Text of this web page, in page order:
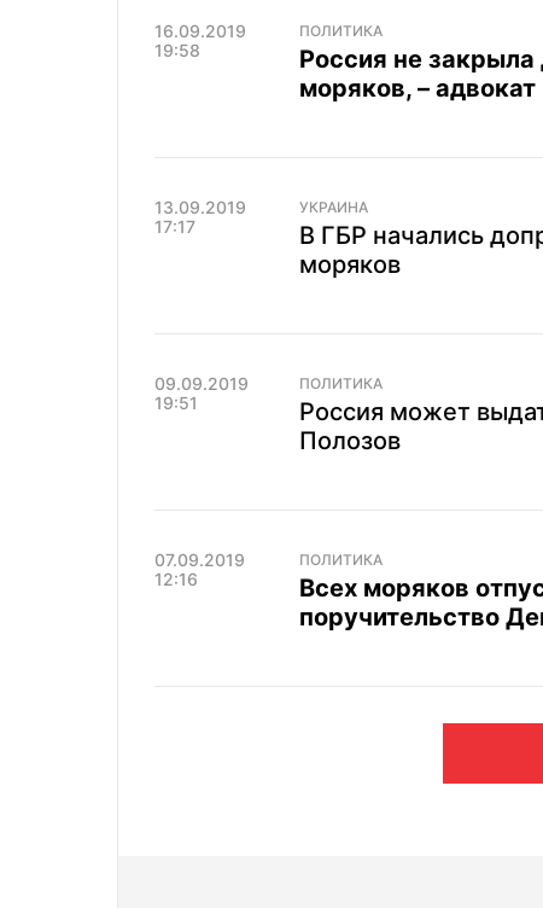
16.09.2019
19:58
ПОЛИТИКА
Россия не закрыла
моряков, – адвокат
13.09.2019
17:17
УКРАИНА
В ГБР начались
моряков
09.09.2019
19:51
ПОЛИТИКА
Россия может
Полозов
07.09.2019
12:16
ПОЛИТИКА
Всех моряков
поручительство